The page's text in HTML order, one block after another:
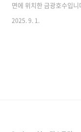
면에 위치한 금광호수입
년 9월 완공된 하늘전망대
링 산책에 안성맞춤인 장
2025. 9. 1.